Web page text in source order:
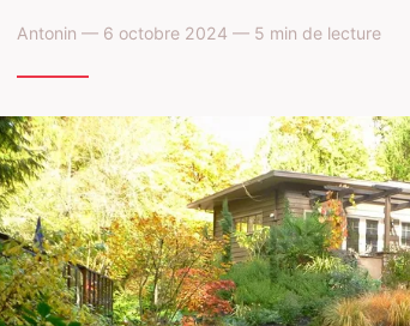
Antonin — 6 octobre 2024 — 5 min de lecture